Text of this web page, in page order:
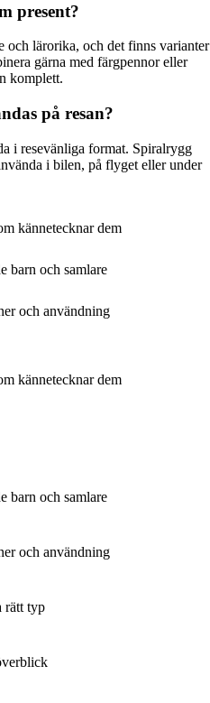
present?
och lärorika, och det finns varianter
gärna med färgpennor eller
komplett.
på resan?
i resevänliga format. Spiralrygg
i bilen, på flyget eller under
kännetecknar dem
barn och samlare
och användning
kännetecknar dem
barn och samlare
och användning
rätt typ